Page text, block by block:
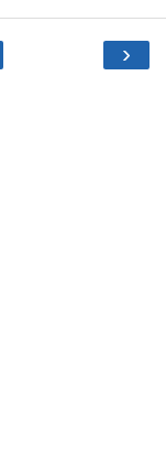
›